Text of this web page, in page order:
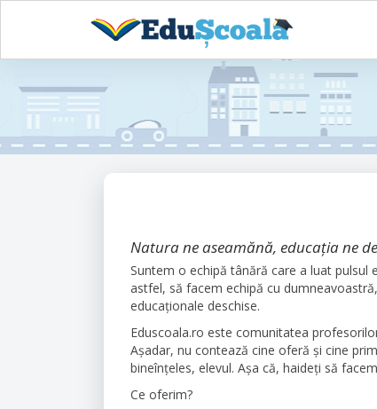
Sari
conținutul
principal
Natura ne aseamănă, educația ne
Suntem o echipă tânără care a luat pulsul
astfel, să facem echipă cu
educaționale deschise.
Eduscoala.ro este comunitatea
Așadar, nu contează cine oferă și cine
bineînțeles, elevul. Așa că, haideți să
Ce oferim?